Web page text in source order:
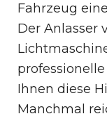
Fahrzeug
Der Anlasser
Ihnen diese
Manchmal